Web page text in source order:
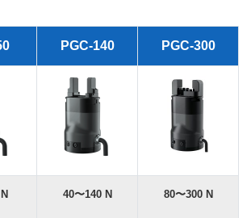
PGC-140 PGC-300
40〜140 N 80〜300 N